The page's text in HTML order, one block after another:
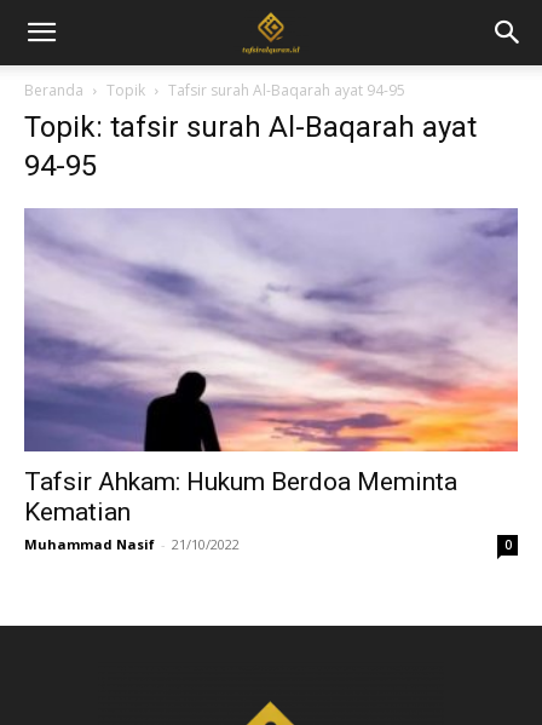
Beranda Topik Tafsir surah Al-Baqarah ayat 94-95
Topik: tafsir surah Al-Baqarah ayat
94-95
Tafsir Ahkam: Hukum Berdoa Meminta
Kematian
Muhammad Nasif - 21/10/2022 0